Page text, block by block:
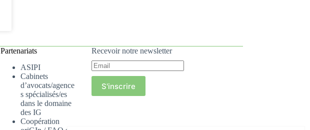
Partenariats
ASIPI
Cabinets
d’avocats/agence
s spécialisés/es
dans le domaine
des IG
Coopération
Recevoir notre newsletter
S'inscrire